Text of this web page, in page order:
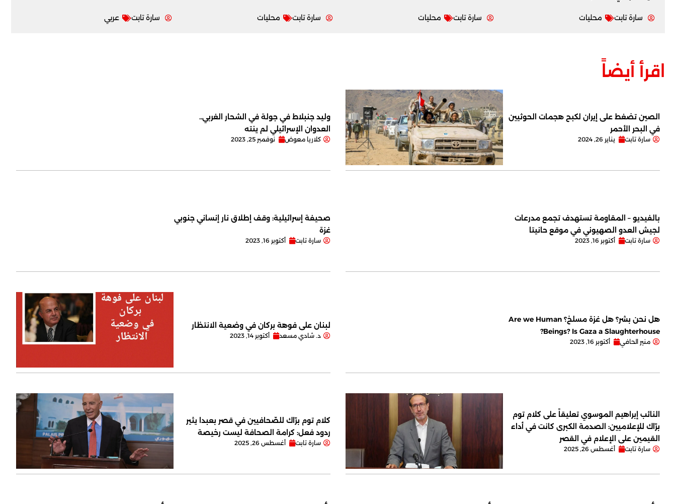
سارة تابت محليات سارة تابت محليات سارة تابت محليات سارة تابت عربي
اقرأ أيضاً
الصين تضغط على إيران لكبح هجمات الحوثيين
في البحر الأحمر
سارة تابت يناير 26, 2024
وليد جنبلاط في جولة في الشحار الغربي..
العدوان الإسرائيلي لم ينته
كلاريا معوض نوفمبر 25, 2023
بالفيديو – المقاومة تستهدف تجمع مدرعات
لجيش العدو الصهيوني في موقع حانيتا
سارة تابت أكتوبر 16, 2023
صحيفة إسرائيلية: وقف إطلاق نار إنساني جنوبي
غزة
سارة تابت أكتوبر 16, 2023
هل نحن بشر؟ هل غزة مسلخ؟ Are we Human
Beings? Is Gaza a Slaughterhouse?
منير الحافي أكتوبر 16, 2023
لبنان على فوهة بركان في وضعية الانتظار
د. شادي مسعد أكتوبر 14, 2023
النائب إبراهيم الموسوي تعليقاً على كلام توم
برّاك للإعلاميين: الصدمة الكبرى كانت في أداء
القيمين على ‏الإعلام في القصر
سارة تابت أغسطس 26, 2025
كلام توم برّاك للصّحافيين في قصر بعبدا يثير
ردود فعل: كرامة الصحافة ليست رخيصة
سارة تابت أغسطس 26, 2025